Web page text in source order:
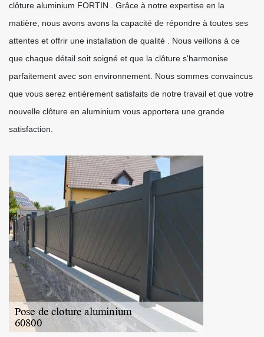
clôture aluminium FORTIN . Grâce à notre expertise en la
matière, nous avons avons la capacité de répondre à toutes ses
attentes et offrir une installation de qualité . Nous veillons à ce
que chaque détail soit soigné et que la clôture s'harmonise
parfaitement avec son environnement. Nous sommes convaincus
que vous serez entièrement satisfaits de notre travail et que votre
nouvelle clôture en aluminium vous apportera une grande
satisfaction.